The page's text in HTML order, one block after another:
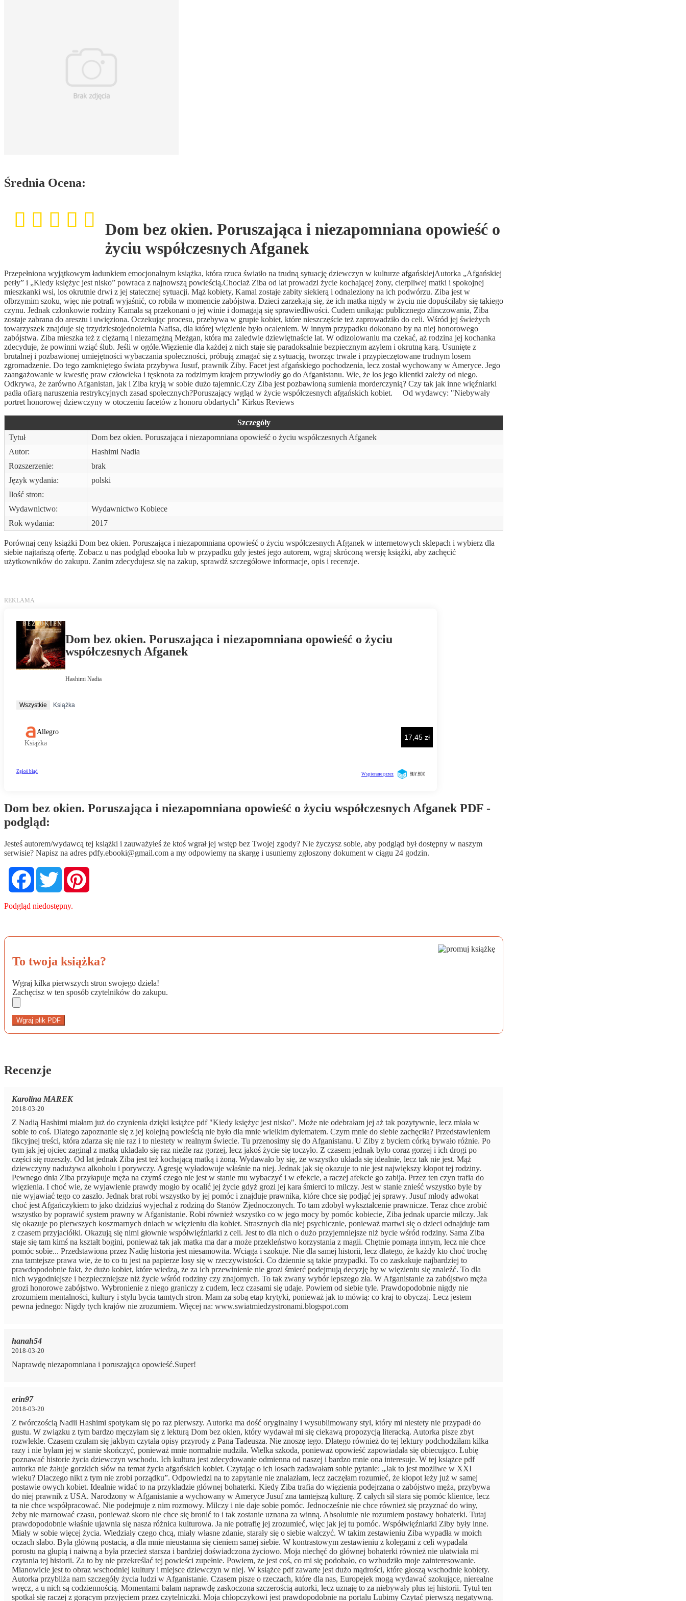
Średnia Ocena:
Dom bez okien. Poruszająca i niezapomniana opowieść o
życiu współczesnych Afganek
Przepełniona wyjątkowym ładunkiem emocjonalnym książka, która rzuca światło na trudną sytuację dziewczyn w kulturze afgańskiejAutorka „Afgańskiej
perły” i „Kiedy księżyc jest nisko” powraca z najnowszą powieścią.Chociaż Ziba od lat prowadzi życie kochającej żony, cierpliwej matki i spokojnej
mieszkanki wsi, los okrutnie drwi z jej statecznej sytuacji. Mąż kobiety, Kamal zostaje zabity siekierą i odnaleziony na ich podwórzu. Ziba jest w
olbrzymim szoku, więc nie potrafi wyjaśnić, co robiła w momencie zabójstwa. Dzieci zarzekają się, że ich matka nigdy w życiu nie dopuściłaby się takiego
czynu. Jednak członkowie rodziny Kamala są przekonani o jej winie i domagają się sprawiedliwości. Cudem unikając publicznego zlinczowania, Ziba
zostaje zabrana do aresztu i uwięziona. Oczekując procesu, przebywa w grupie kobiet, które nieszczęście też zaprowadziło do celi. Wśród jej świeżych
towarzyszek znajduje się trzydziestojednoletnia Nafisa, dla której więzienie było ocaleniem. W innym przypadku dokonano by na niej honorowego
zabójstwa. Ziba mieszka też z ciężarną i niezamężną Meżgan, która ma zaledwie dziewiętnaście lat. W odizolowaniu ma czekać, aż rodzina jej kochanka
zdecyduje, że powinni wziąć ślub. Jeśli w ogóle.Więzienie dla każdej z nich staje się paradoksalnie bezpiecznym azylem i okrutną karą. Usunięte z
brutalnej i pozbawionej umiejętności wybaczania społeczności, próbują zmagać się z sytuacją, tworząc trwałe i przypieczętowane trudnym losem
zgromadzenie. Do tego zamkniętego świata przybywa Jusuf, prawnik Ziby. Facet jest afgańskiego pochodzenia, lecz został wychowany w Ameryce. Jego
zaangażowanie w kwestię praw człowieka i tęsknota za rodzimym krajem przywiodły go do Afganistanu. Wie, że los jego klientki zależy od niego.
Odkrywa, że zarówno Afganistan, jak i Ziba kryją w sobie dużo tajemnic.Czy Ziba jest pozbawioną sumienia morderczynią? Czy tak jak inne więźniarki
padła ofiarą naruszenia restrykcyjnych zasad społecznych?Poruszający wgląd w życie współczesnych afgańskich kobiet. Od wydawcy: "Niebywały
portret honorowej dziewczyny w otoczeniu facetów z honoru obdartych" Kirkus Reviews
Szczegóły
Tytuł
Dom bez okien. Poruszająca i niezapomniana opowieść o życiu współczesnych Afganek
Autor:
Hashimi Nadia
Rozszerzenie:
brak
Język wydania:
polski
Ilość stron:
Wydawnictwo:
Wydawnictwo Kobiece
Rok wydania:
2017
Porównaj ceny książki Dom bez okien. Poruszająca i niezapomniana opowieść o życiu współczesnych Afganek w internetowych sklepach i wybierz dla
siebie najtańszą ofertę. Zobacz u nas podgląd ebooka lub w przypadku gdy jesteś jego autorem, wgraj skróconą wersję książki, aby zachęcić
użytkowników do zakupu. Zanim zdecydujesz się na zakup, sprawdź szczegółowe informacje, opis i recenzje.
Dom bez okien. Poruszająca i niezapomniana opowieść o życiu współczesnych Afganek PDF -
podgląd:
Jesteś autorem/wydawcą tej książki i zauważyłeś że ktoś wgrał jej wstęp bez Twojej zgody? Nie życzysz sobie, aby podgląd był dostępny w naszym
serwisie? Napisz na adres pdfy.ebooki@gmail.com a my odpowiemy na skargę i usuniemy zgłoszony dokument w ciągu 24 godzin.
FacebookTwitter
Podgląd niedostępny.
To twoja książka?
Wgraj kilka pierwszych stron swojego dzieła!
Zachęcisz w ten sposób czytelników do zakupu.
Wgraj plik PDF
Recenzje
Karolina MAREK
2018-03-20
Z Nadią Hashimi miałam już do czynienia dzięki książce pdf "Kiedy księżyc jest nisko". Może nie odebrałam jej aż tak pozytywnie, lecz miała w
sobie to coś. Dlatego zapoznanie się z jej kolejną powieścią nie było dla mnie wielkim dylematem. Czym mnie do siebie zachęciła? Przedstawieniem
fikcyjnej treści, która zdarza się nie raz i to niestety w realnym świecie. Tu przenosimy się do Afganistanu. U Ziby z byciem córką bywało różnie. Po
tym jak jej ojciec zaginął z matką układało się raz nieźle raz gorzej, lecz jakoś życie się toczyło. Z czasem jednak było coraz gorzej i ich drogi po
części się rozeszły. Od lat jednak Ziba jest też kochającą matką i żoną. Wydawało by się, że wszystko układa się idealnie, lecz tak nie jest. Mąż
dziewczyny nadużywa alkoholu i porywczy. Agresję wyładowuje właśnie na niej. Jednak jak się okazuje to nie jest największy kłopot tej rodziny.
Pewnego dnia Ziba przyłapuje męża na czymś czego nie jest w stanie mu wybaczyć i w efekcie, a raczej afekcie go zabija. Przez ten czyn trafia do
więzienia. I choć wie, że wyjawienie prawdy mogło by ocalić jej życie gdyż grozi jej kara śmierci to milczy. Jest w stanie znieść wszystko byle by
nie wyjawiać tego co zaszło. Jednak brat robi wszystko by jej pomóc i znajduje prawnika, które chce się podjąć jej sprawy. Jusuf młody adwokat
choć jest Afgańczykiem to jako dzidziuś wyjechał z rodziną do Stanów Zjednoczonych. To tam zdobył wykształcenie prawnicze. Teraz chce zrobić
wszystko by poprawić system prawny w Afganistanie. Robi również wszystko co w jego mocy by pomóc kobiecie, Ziba jednak uparcie milczy. Jak
się okazuje po pierwszych koszmarnych dniach w więzieniu dla kobiet. Strasznych dla niej psychicznie, ponieważ martwi się o dzieci odnajduje tam
z czasem przyjaciółki. Okazują się nimi głownie współwięźniarki z celi. Jest to dla nich o dużo przyjemniejsze niż bycie wśród rodziny. Sama Ziba
staje się tam kimś na kształt bogini, ponieważ tak jak matka ma dar a może przekleństwo korzystania z magii. Chętnie pomaga innym, lecz nie chce
pomóc sobie... Przedstawiona przez Nadię historia jest niesamowita. Wciąga i szokuje. Nie dla samej historii, lecz dlatego, że każdy kto choć trochę
zna tamtejsze prawa wie, że to co tu jest na papierze losy się w rzeczywistości. Co dziennie są takie przypadki. To co zaskakuje najbardziej to
prawdopodobnie fakt, że dużo kobiet, które wiedzą, że za ich przewinienie nie grozi śmierć podejmują decyzję by w więzieniu się znaleźć. To dla
nich wygodniejsze i bezpieczniejsze niż życie wśród rodziny czy znajomych. To tak zwany wybór lepszego zła. W Afganistanie za zabójstwo męża
grozi honorowe zabójstwo. Wybronienie z niego graniczy z cudem, lecz czasami się udaje. Powiem od siebie tyle. Prawdopodobnie nigdy nie
zrozumiem mentalności, kultury i stylu bycia tamtych stron. Mam za sobą etap krytyki, ponieważ jak to mówią: co kraj to obyczaj. Lecz jestem
pewna jednego: Nigdy tych krajów nie zrozumiem. Więcej na: www.swiatmiedzystronami.blogspot.com
hanah54
2018-03-20
Naprawdę niezapomniana i poruszająca opowieść.Super!
erin97
2018-03-20
Z twórczością Nadii Hashimi spotykam się po raz pierwszy. Autorka ma dość oryginalny i wysublimowany styl, który mi niestety nie przypadł do
gustu. W związku z tym bardzo męczyłam się z lekturą Dom bez okien, który wydawał mi się ciekawą propozycją literacką. Autorka pisze zbyt
rozwlekle. Czasem czułam się jakbym czytała opisy przyrody z Pana Tadeusza. Nie znoszę tego. Dlatego również do tej lektury podchodziłam kilka
razy i nie byłam jej w stanie skończyć, ponieważ mnie normalnie nudziła. Wielka szkoda, ponieważ opowieść zapowiadała się obiecująco. Lubię
poznawać historie życia dziewczyn wschodu. Ich kultura jest zdecydowanie odmienna od naszej i bardzo mnie ona interesuje. W tej książce pdf
autorka nie żałuje gorzkich słów na temat życia afgańskich kobiet. Czytając o ich losach zadawałam sobie pytanie: „Jak to jest możliwe w XXI
wieku? Dlaczego nikt z tym nie zrobi porządku”. Odpowiedzi na to zapytanie nie znalazłam, lecz zaczęłam rozumieć, że kłopot leży już w samej
postawie owych kobiet. Idealnie widać to na przykładzie głównej bohaterki. Kiedy Ziba trafia do więzienia podejrzana o zabójstwo męża, przybywa
do niej prawnik z USA. Narodzony w Afganistanie a wychowany w Ameryce Jusuf zna tamtejszą kulturę. Z całych sił stara się pomóc klientce, lecz
ta nie chce współpracować. Nie podejmuje z nim rozmowy. Milczy i nie daje sobie pomóc. Jednocześnie nie chce również się przyznać do winy,
żeby nie marnować czasu, ponieważ skoro nie chce się bronić to i tak zostanie uznana za winną. Absolutnie nie rozumiem postawy bohaterki. Tutaj
prawdopodobnie właśnie ujawnia się nasza różnica kulturowa. Ja nie potrafię jej zrozumieć, więc jak jej tu pomóc. Współwięźniarki Ziby były inne.
Miały w sobie więcej życia. Wiedziały czego chcą, miały własne zdanie, starały się o siebie walczyć. W takim zestawieniu Ziba wypadła w moich
oczach słabo. Była główną postacią, a dla mnie nieustanna się cieniem samej siebie. W kontrastowym zestawieniu z kolegami z celi wypadała
porostu na głupią i naiwną a była przecież starsza i bardziej doświadczona życiowo. Moja niechęć do głównej bohaterki również nie ułatwiała mi
czytania tej historii. Za to by nie przekreślać tej powieści zupełnie. Powiem, że jest coś, co mi się podobało, co wzbudziło moje zainteresowanie.
Mianowicie jest to obraz wschodniej kultury i miejsce dziewczyn w niej. W książce pdf zawarte jest dużo mądrości, które głoszą wschodnie kobiety.
Autorka przybliża nam szczegóły życia ludzi w Afganistanie. Czasem pisze o rzeczach, które dla nas, Europejek mogą wydawać szokujące, nierealne
wręcz, a u nich są codziennością. Momentami bałam naprawdę zaskoczona szczerością autorki, lecz uznaję to za niebywały plus tej historii. Tytuł ten
spotkał się raczej z gorącym przyjęciem przez czytelniczki. Moja chłopczykowi jest prawdopodobnie na portalu Lubimy Czytać pierwszą negatywną.